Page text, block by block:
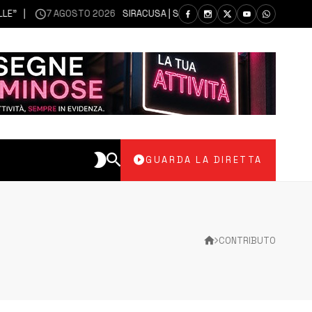
7 AGOSTO 2026 SIRACUSA | SIANO MESSI A DISPOSIZIONE DEL
GUARDA LA DIRETTA
CONTRIBUTO